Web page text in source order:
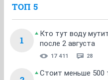
ТОП 5
1
Кто тут воду
после 2 августа
17 411 28
Стоит меньше 500